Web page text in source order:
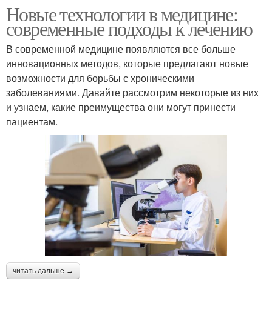
Новые технологии в медицине:
современные подходы к лечению
В современной медицине появляются все больше
инновационных методов, которые предлагают новые
возможности для борьбы с хроническими
заболеваниями. Давайте рассмотрим некоторые из них
и узнаем, какие преимущества они могут принести
пациентам.
читать дальше →